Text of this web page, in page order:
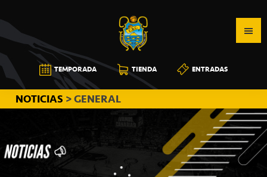
a
la
navegación
principal
al
contenido
principal
a
la
barra
lateral
principal
CB
CANARIAS
TEMPORADA TIENDA ENTRADAS
NOTICIAS > GENERAL